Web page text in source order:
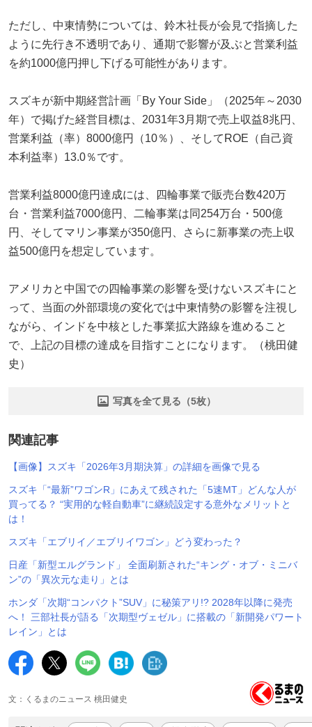
ただし、中東情勢については、鈴木社長が会見で指摘した
ように先行き不透明であり、通期で影響が及ぶと営業利益
を約1000億円押し下げる可能性があります。
スズキが新中期経営計画「By Your Side」（2025年～2030
年）で掲げた経営目標は、2031年3月期で売上収益8兆円、
営業利益（率）8000億円（10％）、そしてROE（自己資
本利益率）13.0％です。
営業利益8000億円達成には、四輪事業で販売台数420万
台・営業利益7000億円、二輪事業は同254万台・500億
円、そしてマリン事業が350億円、さらに新事業の売上収
益500億円を想定しています。
アメリカと中国での四輪事業の影響を受けないスズキにと
って、当面の外部環境の変化では中東情勢の影響を注視し
ながら、インドを中核とした事業拡大路線を進めること
で、上記の目標の達成を目指すことになります。（桃田健
史）
写真を全て見る（5枚）
関連記事
【画像】スズキ「2026年3月期決算」の詳細を画像で見る
スズキ「“最新”ワゴンR」にあえて残された「5速MT」どんな人が
買ってる？ “実用的な軽自動車”に継続設定する意外なメリットと
は！
スズキ「エブリイ／エブリイワゴン」どう変わった？
日産「新型エルグランド」 全面刷新された“キング・オブ・ミニバ
ン”の「異次元な走り」とは
ホンダ「次期“コンパクト”SUV」に秘策アリ!? 2028年以降に発売
へ！ 三部社長が語る「次期型ヴェゼル」に搭載の「新開発パワート
レイン」とは
文：くるまのニュース 桃田健史